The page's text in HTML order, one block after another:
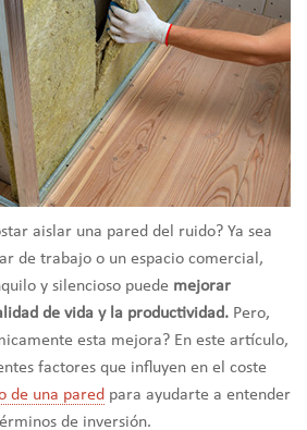
aislar una pared del ruido? Ya sea
de trabajo o un espacio comercial,
y silencioso puede mejorar
de vida y la productividad. Pero,
esta mejora? En este artículo,
factores que influyen en el coste
de una pared para ayudarte a entender
de inversión.